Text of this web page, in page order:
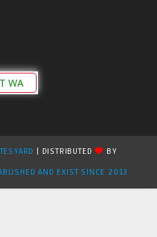
WA
| DISTRIBUTED
BY
AND EXIST SINCE 2013